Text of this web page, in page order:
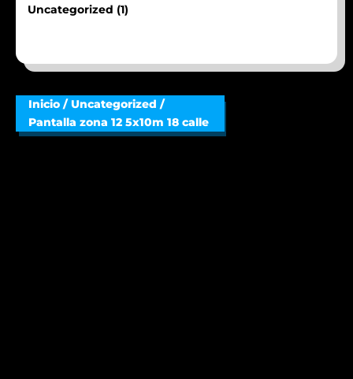
Uncategorized 11
Inicio /Uncategorized /
Pantalla zona 12 5x10m 18 calle